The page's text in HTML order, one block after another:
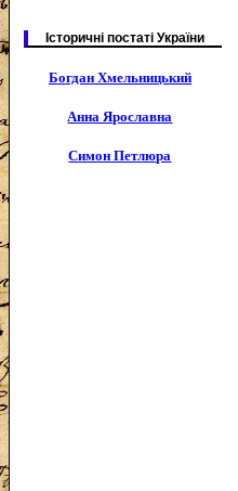
Історичні постаті України
Богдан Хмельницький
Анна Ярославна
Симон Петлюра